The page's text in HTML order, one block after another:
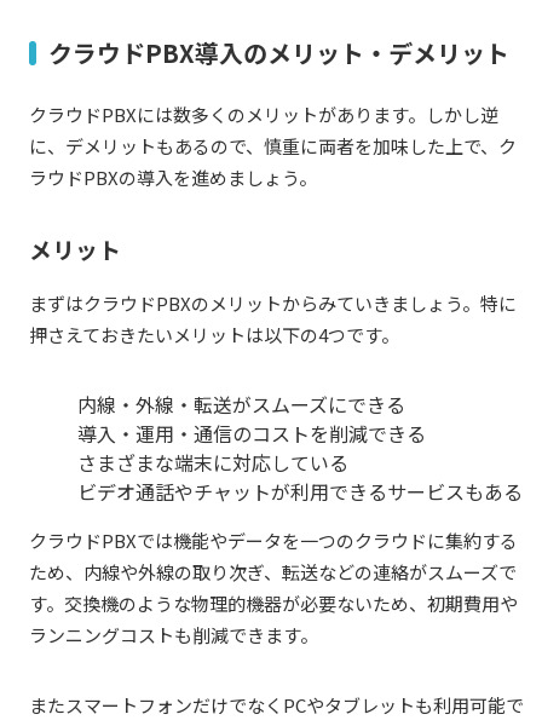
クラウドPBX導入のメリット・デメリット
クラウドPBXには数多くのメリットがあります。しかし逆
に、デメリットもあるので、慎重に両者を加味した上で、ク
ラウドPBXの導入を進めましょう。
メリット
まずはクラウドPBXのメリットからみていきましょう。特に
押さえておきたいメリットは以下の4つです。
内線・外線・転送がスムーズにできる
導入・運用・通信のコストを削減できる
さまざまな端末に対応している
ビデオ通話やチャットが利用できるサービスもある
クラウドPBXでは機能やデータを一つのクラウドに集約する
ため、内線や外線の取り次ぎ、転送などの連絡がスムーズで
す。交換機のような物理的機器が必要ないため、初期費用や
ランニングコストも削減できます。
またスマートフォンだけでなくPCやタブレットも利用可能で